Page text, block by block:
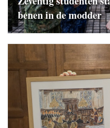
benen in de modder